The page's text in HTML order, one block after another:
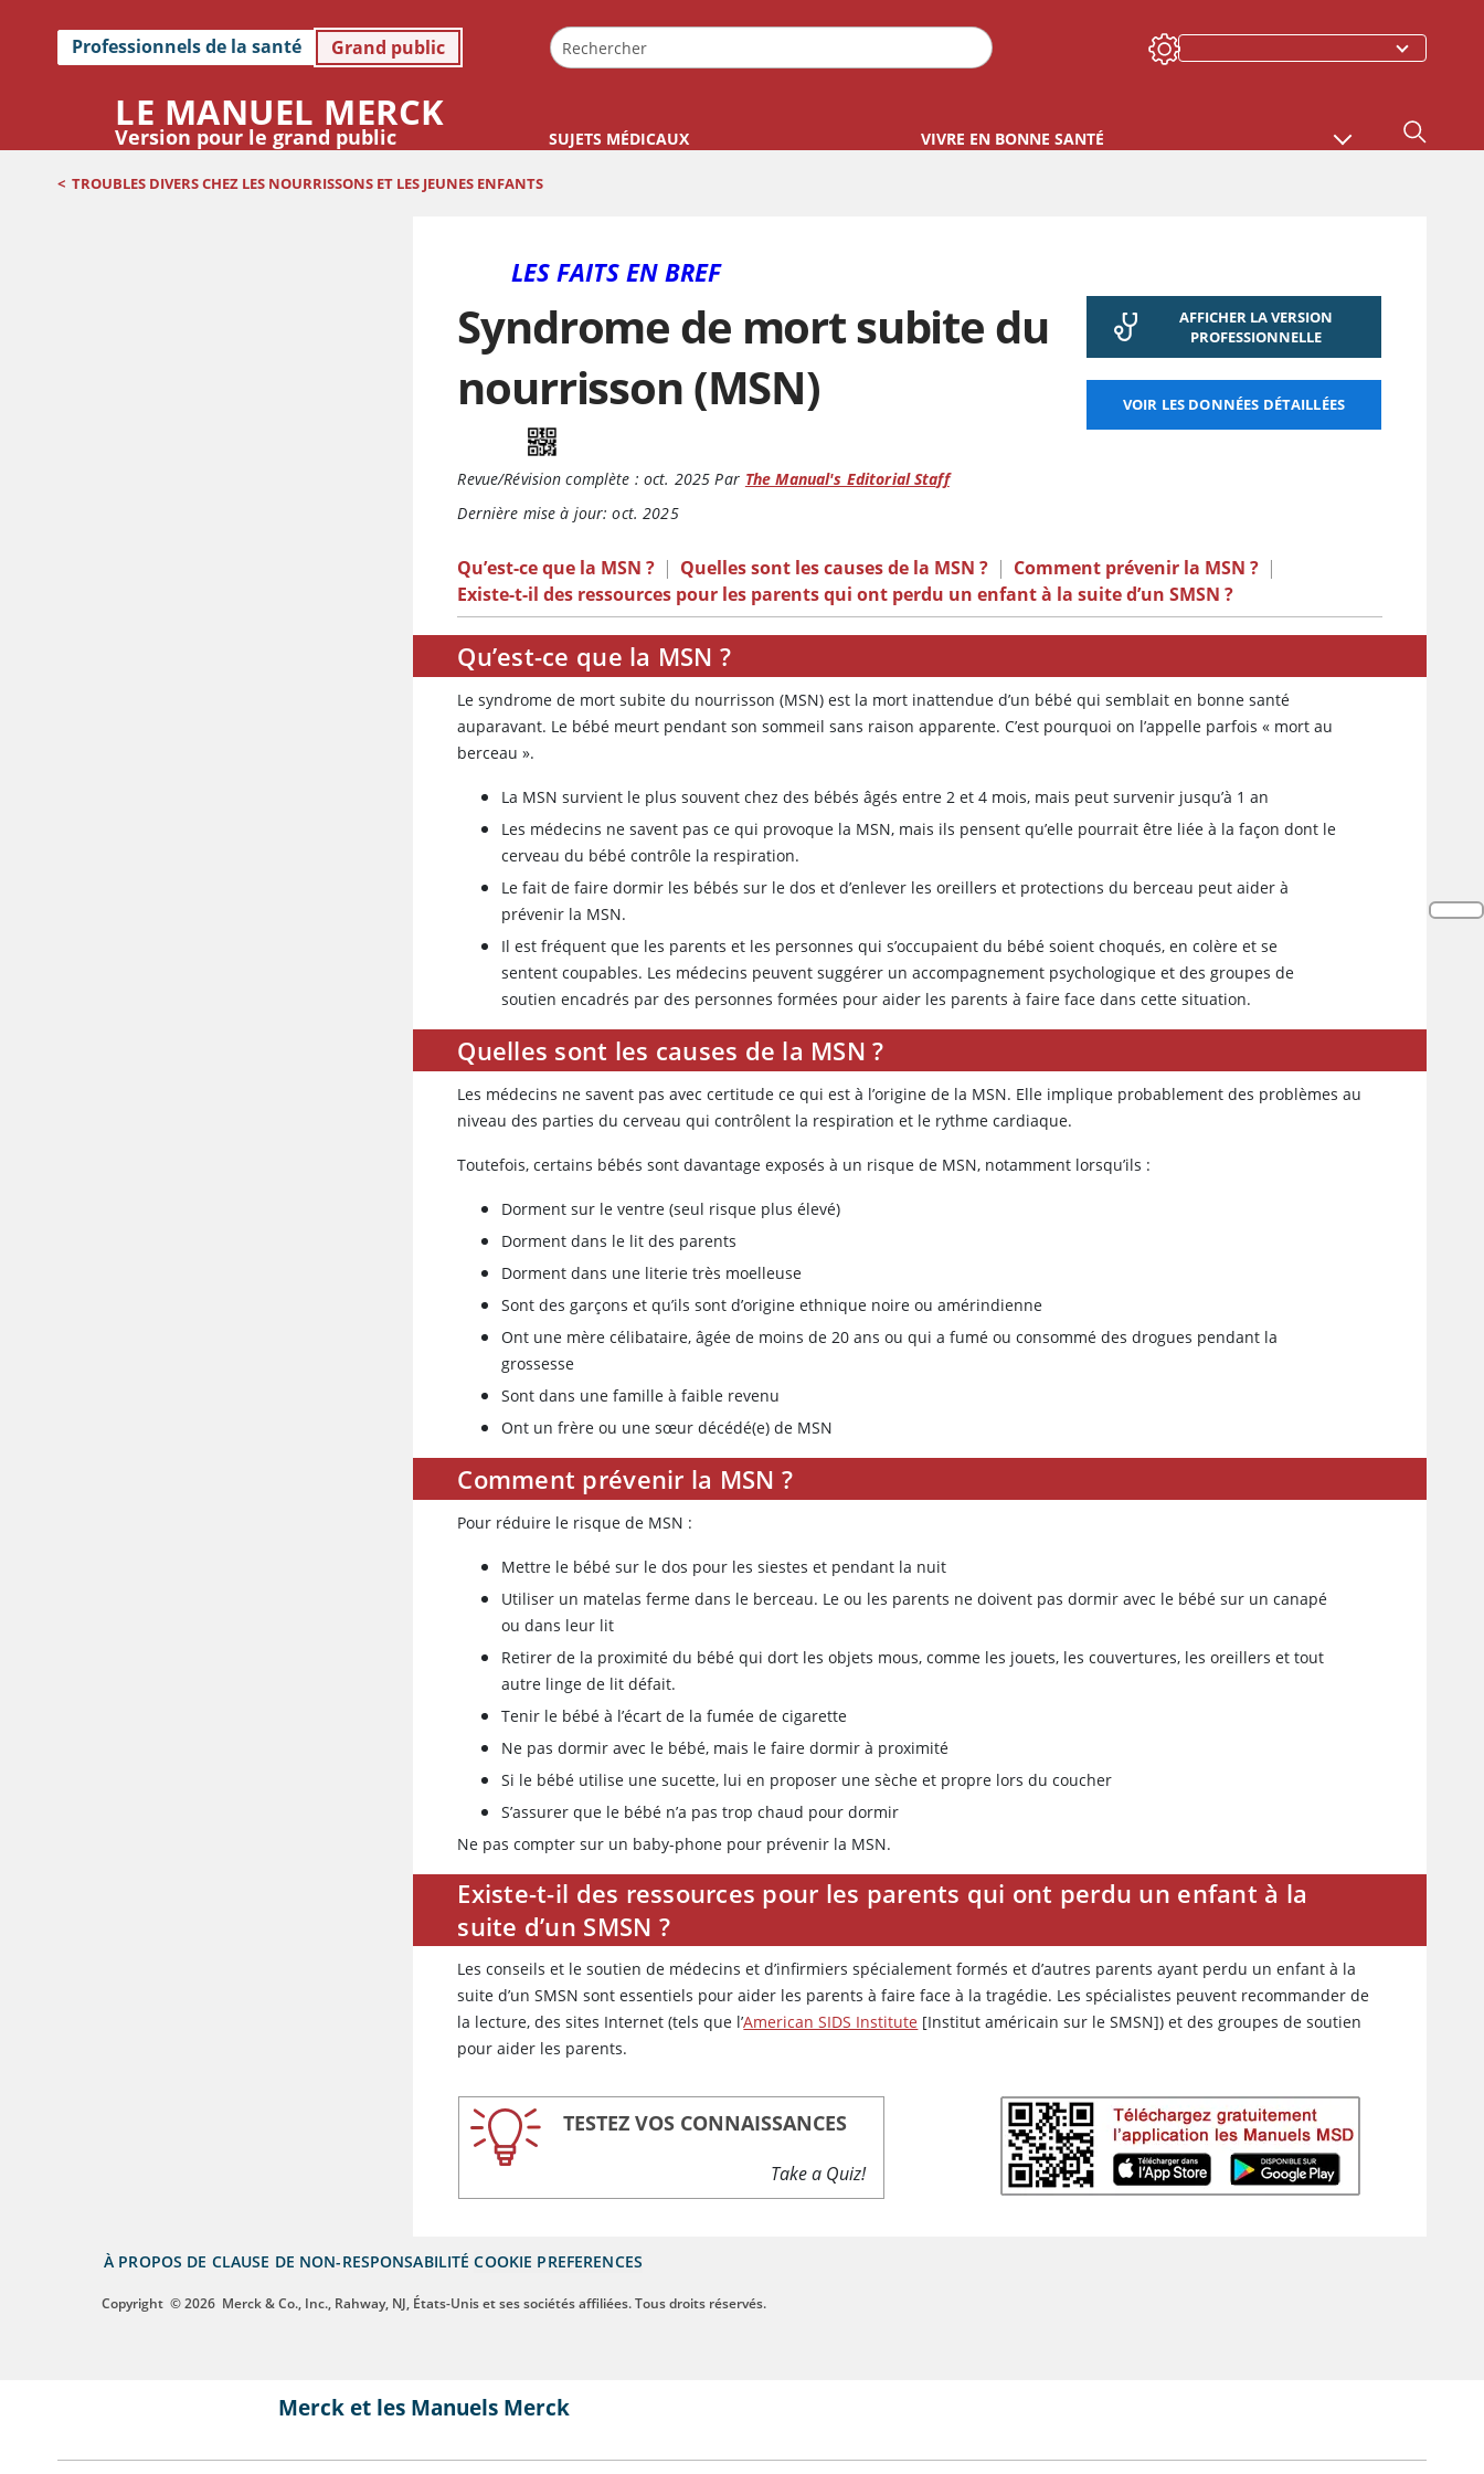
Professionnels de la santé Grand public
LE MANUEL MERCK
Version pour le grand public SUJETS MÉDICAUX VIVRE EN BONNE SANTÉ
< TROUBLES DIVERS CHEZ LES NOURRISSONS ET LES JEUNES ENFANTS
LES FAITS EN BREF
Syndrome de mort subite du
nourrisson (MSN)
Revue/Révision complète : oct. 2025 Par The Manual's Editorial Staff
Dernière mise à jour: oct. 2025
AFFICHER LA VERSION
PROFESSIONNELLE
VOIR LES DONNÉES DÉTAILLÉES
Qu’est-ce que la MSN ? | Quelles sont les causes de la MSN ? | Comment prévenir la MSN ? |
Existe-t-il des ressources pour les parents qui ont perdu un enfant à la suite d’un SMSN ?
Qu’est-ce que la MSN ?
Le syndrome de mort subite du nourrisson (MSN) est la mort inattendue d’un bébé qui semblait en bonne santé
auparavant. Le bébé meurt pendant son sommeil sans raison apparente. C’est pourquoi on l’appelle parfois « mort au
berceau ».
La MSN survient le plus souvent chez des bébés âgés entre 2 et 4 mois, mais peut survenir jusqu’à 1 an
Les médecins ne savent pas ce qui provoque la MSN, mais ils pensent qu’elle pourrait être liée à la façon dont le
cerveau du bébé contrôle la respiration.
Le fait de faire dormir les bébés sur le dos et d’enlever les oreillers et protections du berceau peut aider à
prévenir la MSN.
Il est fréquent que les parents et les personnes qui s’occupaient du bébé soient choqués, en colère et se
sentent coupables. Les médecins peuvent suggérer un accompagnement psychologique et des groupes de
soutien encadrés par des personnes formées pour aider les parents à faire face dans cette situation.
Quelles sont les causes de la MSN ?
Les médecins ne savent pas avec certitude ce qui est à l’origine de la MSN. Elle implique probablement des problèmes au
niveau des parties du cerveau qui contrôlent la respiration et le rythme cardiaque.
Toutefois, certains bébés sont davantage exposés à un risque de MSN, notamment lorsqu’ils :
Dorment sur le ventre (seul risque plus élevé)
Dorment dans le lit des parents
Dorment dans une literie très moelleuse
Sont des garçons et qu’ils sont d’origine ethnique noire ou amérindienne
Ont une mère célibataire, âgée de moins de 20 ans ou qui a fumé ou consommé des drogues pendant la
grossesse
Sont dans une famille à faible revenu
Ont un frère ou une sœur décédé(e) de MSN
Comment prévenir la MSN ?
Pour réduire le risque de MSN :
Mettre le bébé sur le dos pour les siestes et pendant la nuit
Utiliser un matelas ferme dans le berceau. Le ou les parents ne doivent pas dormir avec le bébé sur un canapé
ou dans leur lit
Retirer de la proximité du bébé qui dort les objets mous, comme les jouets, les couvertures, les oreillers et tout
autre linge de lit défait.
Tenir le bébé à l’écart de la fumée de cigarette
Ne pas dormir avec le bébé, mais le faire dormir à proximité
Si le bébé utilise une sucette, lui en proposer une sèche et propre lors du coucher
S’assurer que le bébé n’a pas trop chaud pour dormir
Ne pas compter sur un baby-phone pour prévenir la MSN.
Existe-t-il des ressources pour les parents qui ont perdu un enfant à la
suite d’un SMSN ?
Les conseils et le soutien de médecins et d’infirmiers spécialement formés et d’autres parents ayant perdu un enfant à la
suite d’un SMSN sont essentiels pour aider les parents à faire face à la tragédie. Les spécialistes peuvent recommander de
la lecture, des sites Internet (tels que l’American SIDS Institute [Institut américain sur le SMSN]) et des groupes de soutien
pour aider les parents.
TESTEZ VOS CONNAISSANCES
Take a Quiz!
À PROPOS DE CLAUSE DE NON-RESPONSABILITÉ COOKIE PREFERENCES
Copyright © 2026 Merck & Co., Inc., Rahway, NJ, États-Unis et ses sociétés affiliées. Tous droits réservés.
Merck et les Manuels Merck